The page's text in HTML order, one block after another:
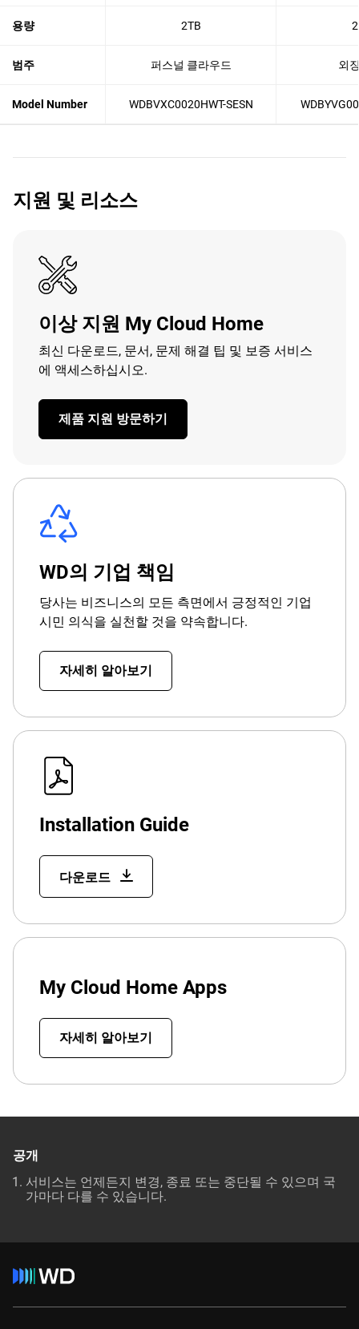
용량 2TB
범주 퍼스널 클라우드 외
Model Number WDBVXC0020HWT-SESN
지원 및 리소스
이상 지원 My Cloud Home
최신 다운로드, 문서, 문제 해결 팁 및 보증 서비스
에 액세스하십시오.
제품 지원 방문하기
WD의 기업 책임
당사는 비즈니스의 모든 측면에서 긍정적인 기업
시민 의식을 실천할 것을 약속합니다.
자세히 알아보기
Installation Guide
다운로드
My Cloud Home Apps
자세히 알아보기
공개
서비스는 언제든지 변경, 종료 또는 중단될 수 있으며 국
가마다 다를 수 있습니다.